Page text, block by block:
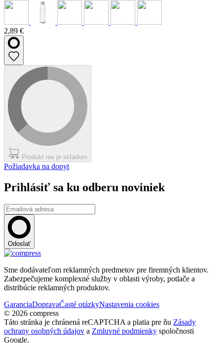
2,89 €
Produkt nie je skladom
Požiadavka na dopyt
Prihlásiť sa ku odberu noviniek
Odoslať
Sme dodávateľom reklamných predmetov pre firemných klientov.
Zabezpečujeme komplexné služby v oblasti výroby, potlače a
distribúcie reklamných produktov.
GaranciaDopravaČasté otázkyNastavenia cookies
© 2026 compress
Táto stránka je chránená reCAPTCHA a platia pre ňu Zásady
ochrany osobných údajov a Zmluvné podmienky spoločnosti
Google.